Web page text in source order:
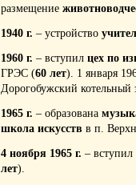
размещение
1940 г. – устройство
1960 г. – вступил цех по
ГРЭС (60 лет). 1 января
Дорогобужский котельный
1965 г. – образована
школа искусств в п.
4 ноября 1965 г. –
лет).